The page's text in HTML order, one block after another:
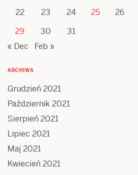
22
23 24 25 26
29
30
31
« Dec
Feb »
ARCHIWA
Grudzień 2021
Październik 2021
Sierpień 2021
Lipiec 2021
Maj 2021
Kwiecień 2021